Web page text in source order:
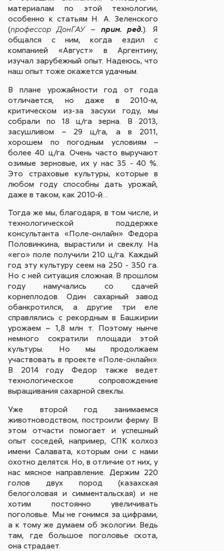
материалам по этой технологии,
особенно к статьям Н. А. Зеленского
(профессор ДонГАУ– прим. ред.). Я
общался с ним, когда ездил с
компанией «Август» в Аргентину,
изучал зарубежный опыт. Надеюсь, что
наш опыт тоже окажется удачным.
В плане урожайности год от года
отличается, но даже в 2010-м,
критическом из-за засухи году, мы
собрали по 18 ц/га зерна. В 2013,
засушливом – 29 ц/га, а в 2011,
хорошем по погодным условиям –
более 40 ц/га. Очень часто выручают
озимые зерновые, их у нас 35 - 40 %.
Это страховые культуры, которые в
любом году способны дать урожай,
даже в таком, как 2010-й…
Тогда же мы, благодаря, в том числе, и
технологической поддержке
консультанта «Поле-онлайн» Федора
Половинкина, вырастили и свеклу. На
«его» поле получили 210 ц/га. Каждый
год эту культуру сеем на 250 - 350 га.
Но с ней ситуация сложная. В прошлом
году намучались со сдачей
корнеплодов. Один сахарный завод
обанкротился, а другие три еле
справлялись с рекордным в Башкирии
урожаем – 1,8 млн т. Поэтому нынче
немного сократили площади этой
культуры. Но мы продолжаем
участвовать в проекте «Поле-онлайн».
В 2014 году Федор также ведет
технологическое сопровождение
выращивания сахарной свеклы.
Уже второй год занимаемся
животноводством, построили ферму. В
этом отчасти помогает и успешный
опыт соседей, например, СПК колхоз
имени Салавата, которым они с нами
охотно делятся. Но, в отличие от них, у
нас мясное направление. Держим 220
голов двух пород (казахская
белоголовая и симментальская) и не
хотим постоянно увеличивать
поголовье. Мы не гонимся за цифрами,
а к тому же думаем об экологии. Ведь
там, где большое поголовье скота,
она страдает.